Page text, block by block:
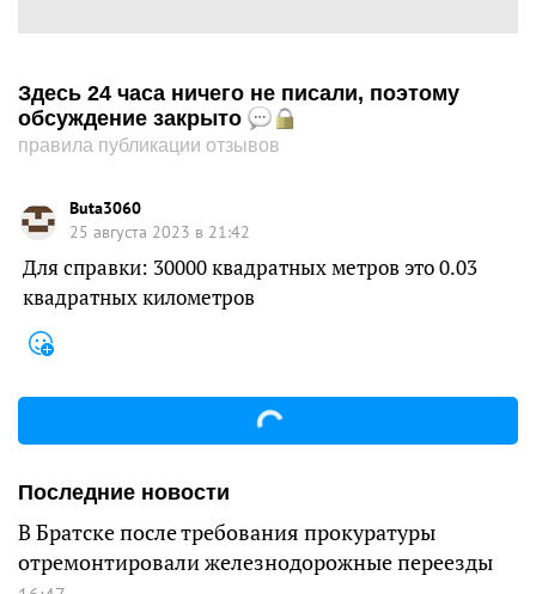
Здесь 24 часа ничего не писали, поэтому
обсуждение закрыто
правила публикации отзывов
Buta3060
25 августа 2023 в 21:42
Для справки: 30000 квадратных метров это 0.03
квадратных километров
Последние новости
В Братске после требования прокуратуры
отремонтировали железнодорожные переезды